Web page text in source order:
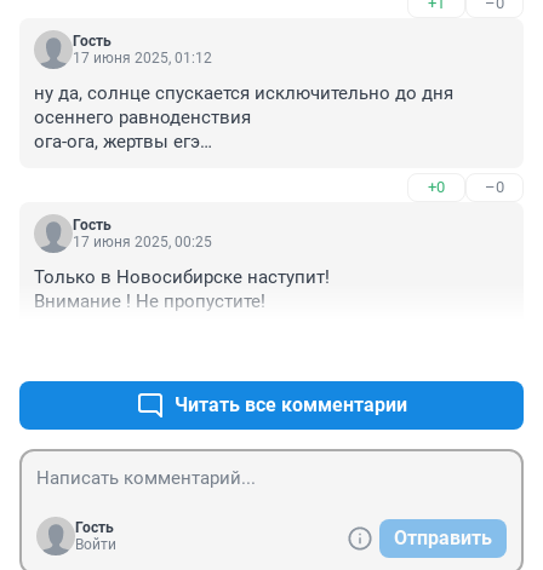
Гость
17 июня 2025, 01:12
ну да, солнце спускается исключительно до дня
осеннего равноденствия
ога-ога, жертвы егэ
+0 –0
Гость
17 июня 2025, 00:25
Только в Новосибирске наступит!
Внимание ! Не пропустите!
Читать все комментарии
Гость
Войти
Отправить